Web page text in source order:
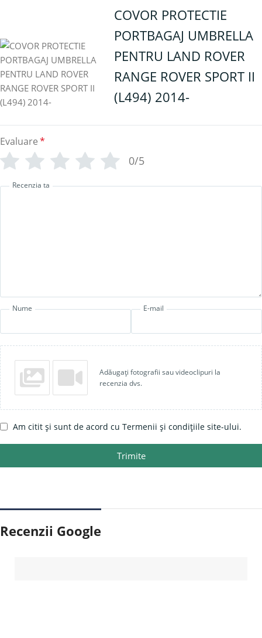
COVOR PROTECTIE
PORTBAGAJ UMBRELLA
PENTRU LAND ROVER
RANGE ROVER SPORT II
(L494) 2014-
Evaluare*
0/5
Recenzia ta
Nume E-mail
Adăugați fotografii sau videoclipuri la
recenzia dvs.
Am citit și sunt de acord cu Termenii și condițiile site-ului.
Trimite
Recenzii Google